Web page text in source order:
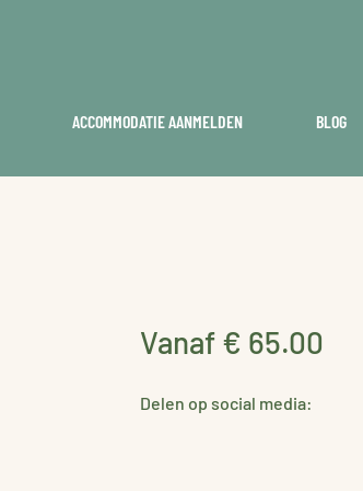
ACCOMMODATIE AANMELDEN BLOG
Vanaf € 65.00
Delen op social media: